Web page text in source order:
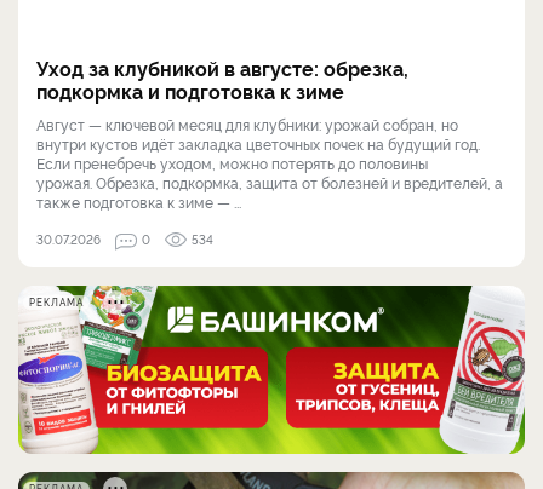
Уход за клубникой в августе: обрезка,
подкормка и подготовка к зиме
Август — ключевой месяц для клубники: урожай собран, но
внутри кустов идёт закладка цветочных почек на будущий год.
Если пренебречь уходом, можно потерять до половины
урожая. Обрезка, подкормка, защита от болезней и вредителей, а
также подготовка к зиме — ...
30.07.2026 0 534
РЕКЛАМА